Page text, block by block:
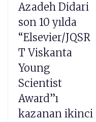
Azadeh Didari
son 10 yılda
“Elsevier/JQSR
T Viskanta
Young
Scientist
Award”ı
kazanan ikinci